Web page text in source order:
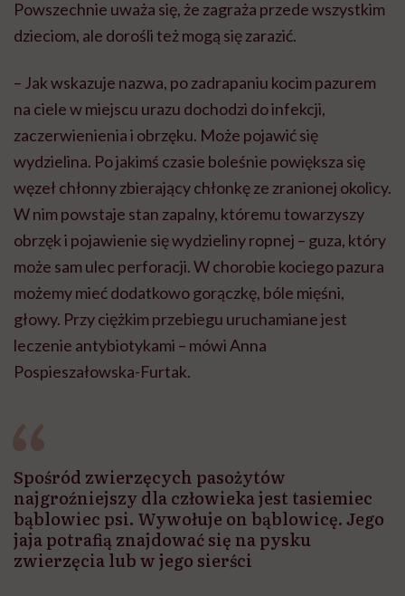
Powszechnie uważa się, że zagraża przede wszystkim
dzieciom, ale dorośli też mogą się zarazić.
– Jak wskazuje nazwa, po zadrapaniu kocim pazurem
na ciele w miejscu urazu dochodzi do infekcji,
zaczerwienienia i obrzęku. Może pojawić się
wydzielina. Po jakimś czasie boleśnie powiększa się
węzeł chłonny zbierający chłonkę ze zranionej okolicy.
W nim powstaje stan zapalny, któremu towarzyszy
obrzęk i pojawienie się wydzieliny ropnej – guza, który
może sam ulec perforacji. W chorobie kociego pazura
możemy mieć dodatkowo gorączkę, bóle mięśni,
głowy. Przy ciężkim przebiegu uruchamiane jest
leczenie antybiotykami – mówi Anna
Pospieszałowska-Furtak.
Spośród zwierzęcych pasożytów
najgroźniejszy dla człowieka jest tasiemiec
bąblowiec psi. Wywołuje on bąblowicę. Jego
jaja potrafią znajdować się na pysku
zwierzęcia lub w jego sierści